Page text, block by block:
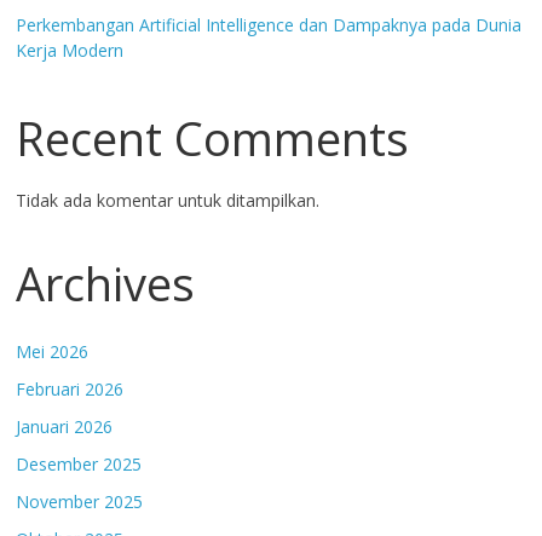
Perkembangan Artificial Intelligence dan Dampaknya pada Dunia
Kerja Modern
Recent Comments
Tidak ada komentar untuk ditampilkan.
Archives
Mei 2026
Februari 2026
Januari 2026
Desember 2025
November 2025